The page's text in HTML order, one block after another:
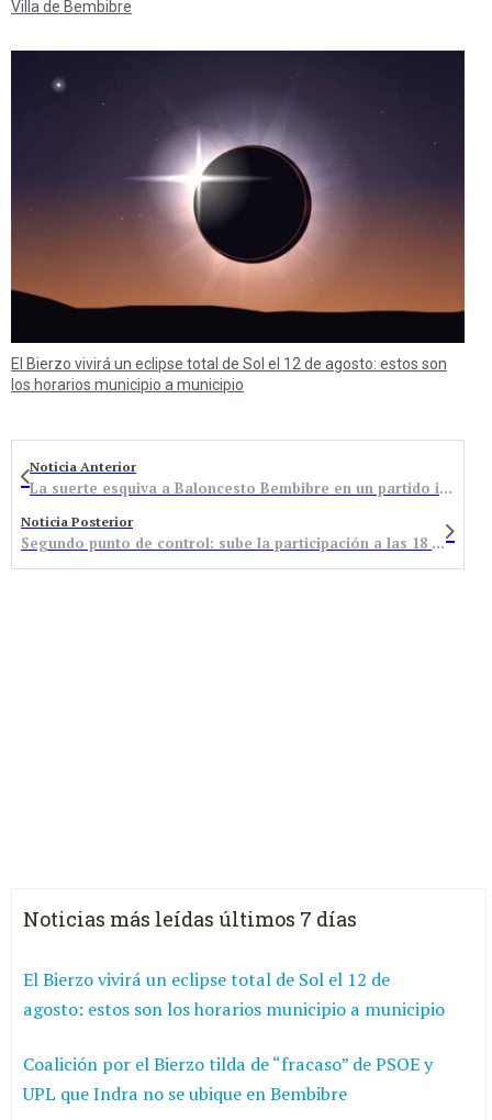
Villa de Bembibre
El Bierzo vivirá un eclipse total de Sol el 12 de agosto: estos son
los horarios municipio a municipio
Noticia Anterior
La suerte esquiva a Baloncesto Bembibre en un partido igualado
Noticia Posterior
Segundo punto de control: sube la participación a las 18 horas
Noticias más leídas últimos 7 días
El Bierzo vivirá un eclipse total de Sol el 12 de
agosto: estos son los horarios municipio a municipio
Coalición por el Bierzo tilda de “fracaso” de PSOE y
UPL que Indra no se ubique en Bembibre